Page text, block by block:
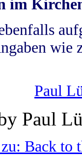
im
wie
Paul
Paul
Back to